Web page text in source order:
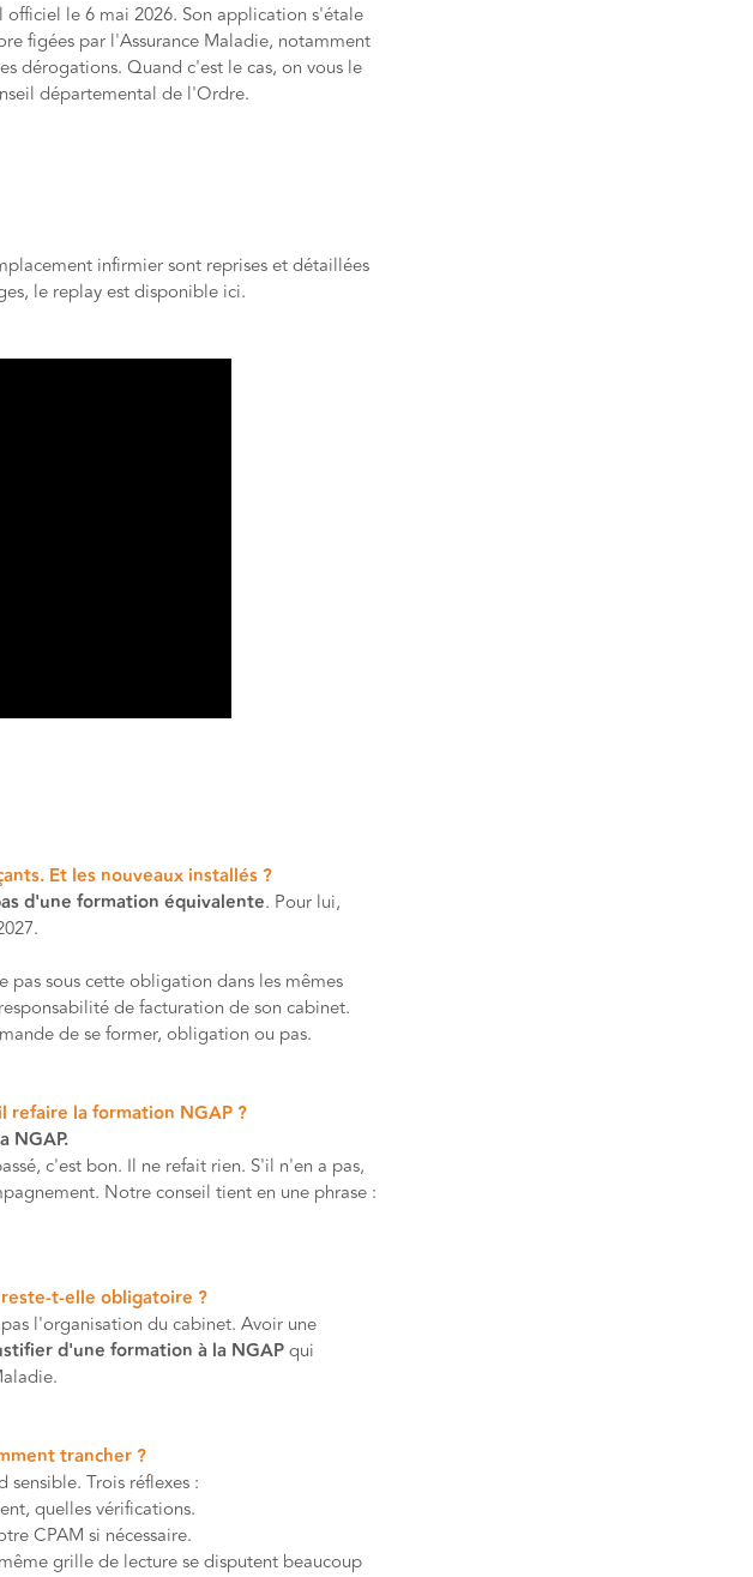
officiel le 6 mai 2026. Son application s'étale
figées par l'Assurance Maladie, notamment
dérogations. Quand c'est le cas, on vous le
départemental de l'Ordre.
infirmier sont reprises et détaillées
le replay est disponible ici.
Et les nouveaux installés ?
d'une formation équivalente. Pour lui,
sous cette obligation dans les mêmes
de facturation de son cabinet.
de se former, obligation ou pas.
refaire la formation NGAP ?
NGAP.
c'est bon. Il ne refait rien. S'il n'en a pas,
Notre conseil tient en une phrase :
t-elle obligatoire ?
l'organisation du cabinet. Avoir une
d'une formation à la NGAPqui
trancher ?
Trois réflexes :
quelles vérifications.
CPAM si nécessaire.
grille de lecture se disputent beaucoup